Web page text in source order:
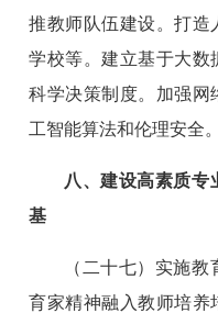
推教师队伍建设。打造
学校等。建立基于大数
科学决策制度。加强网
工智能算法和伦理安全。
八、建设高素质专
基
（二十七）实施
育家精神融入教师培养